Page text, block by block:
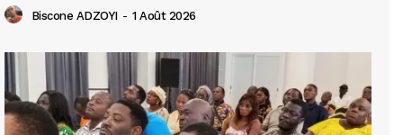
Biscone ADZOYI - 1 Août 2026